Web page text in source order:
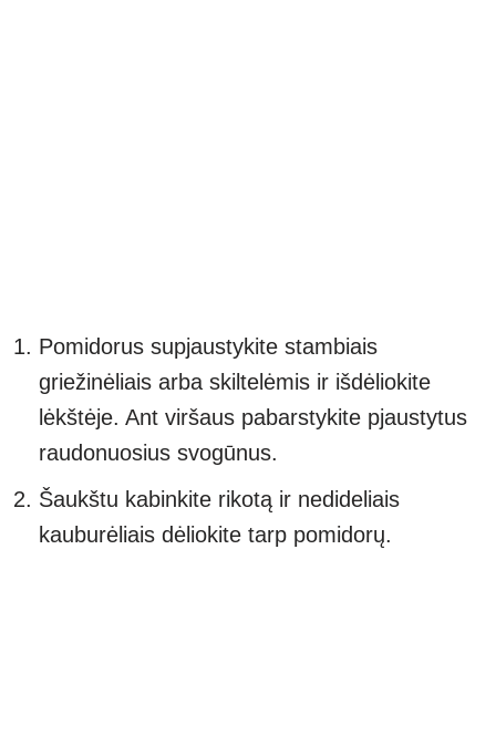
Pomidorus supjaustykite stambiais
griežinėliais arba skiltelėmis ir išdėliokite
lėkštėje. Ant viršaus pabarstykite pjaustytus
raudonuosius svogūnus.
Šaukštu kabinkite rikotą ir nedideliais
kauburėliais dėliokite tarp pomidorų.